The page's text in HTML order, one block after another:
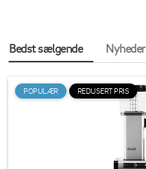
Bedst sælgende Nyheder
POPULÆR REDUSERT PRIS